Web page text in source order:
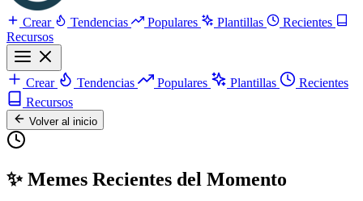
Crear Tendencias Populares Plantillas
Recientes
Recursos
Crear Tendencias Populares Plantillas
Recientes
Recursos
Volver al inicio
✨ Memes Recientes del Momento